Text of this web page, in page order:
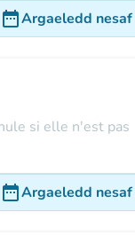
date_rangeArgaeledd nesaf
si elle n'est pas
date_rangeArgaeledd nesaf